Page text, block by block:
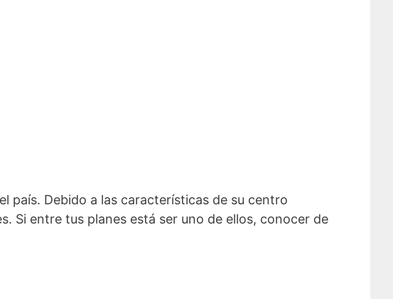
país. Debido a las características de su centro
Si entre tus planes está ser uno de ellos, conocer de